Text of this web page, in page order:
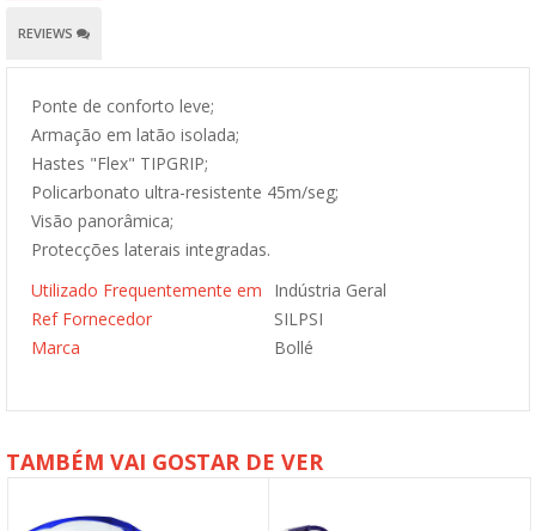
REVIEWS
Ponte de conforto leve;
Armação em latão isolada;
Hastes "Flex" TIPGRIP;
Policarbonato ultra-resistente 45m/seg;
Visão panorâmica;
Protecções laterais integradas.
Utilizado Frequentemente em
Indústria Geral
Ref Fornecedor
SILPSI
Marca
Bollé
TAMBÉM VAI GOSTAR DE VER